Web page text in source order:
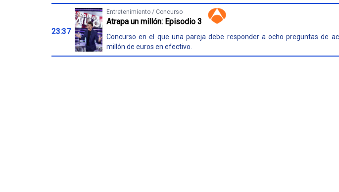
23:37
Entretenimiento / Concurso
Atrapa un millón: Episodio 3
Concurso en el que una pareja debe responder a ocho preguntas de
millón de euros en efectivo.